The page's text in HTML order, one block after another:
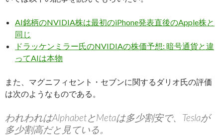
AI銘柄のNVIDIA株は最初のiPhone発表直後のApple株と
同じ
ドラッケンミラー氏のNVIDIAの株価予想: 暗号通貨と違
ってAIは本物
また、マグニフィセント・セブンに関するダリオ氏の評価
は次のようなものである。
われわれはAlphabetとMetaは多少割安で、Teslaが
多少割高だと見ている。